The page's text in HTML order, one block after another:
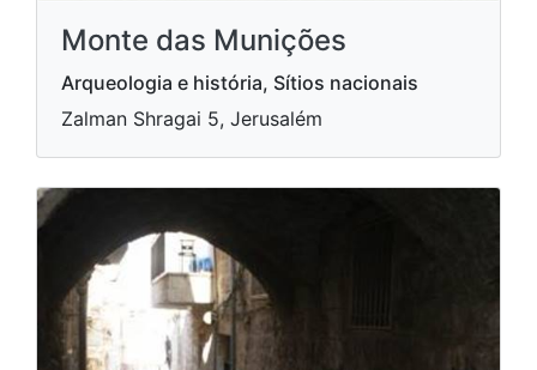
Monte das Munições
Arqueologia e história, Sítios nacionais
Zalman Shragai 5, Jerusalém